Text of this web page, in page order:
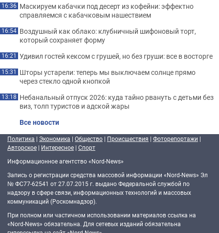
16:36 Маскируем кабачки под десерт из кофейни: эффектно
справляемся с кабачковым нашествием
16:54 Воздушный как облако: клубничный шифоновый торт,
который сохраняет форму
16:21 Удивил гостей кексом с грушей, но без груши: все в восторге
15:31 Шторы устарели: теперь мы выключаем солнце прямо
через стекло одной кнопкой
13:18 Небанальный отпуск 2026: куда тайно рвануть с детьми без
виз, толп туристов и адской жары
Все новости
Политика | Экономика | Общество | Происшествия | Фоторепортажи |
Авторское | Интересное | Спорт
Информационное агентство «Nord-News»
Запись о регистрации средства массовой информации «Nord-News» Эл
№ ФС77-62541 от 27.07.2015 г. выдано Федеральной службой по
надзору в сфере связи, информационных технологий и массовых
коммуникаций (Роскомнадзор).
При полном или частичном использовании материалов ссылка на
«Nord-News» обязательна. Для сетевых изданий обязательна